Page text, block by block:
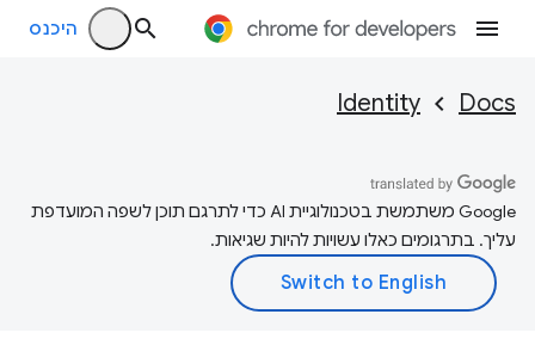
היכנס
Docs
Identity
‫Google משתמשת בטכנולוגיית AI כדי לתרגם תוכן לשפה המועדפת
עליך. בתרגומים כאלו עשויות להיות שגיאות.